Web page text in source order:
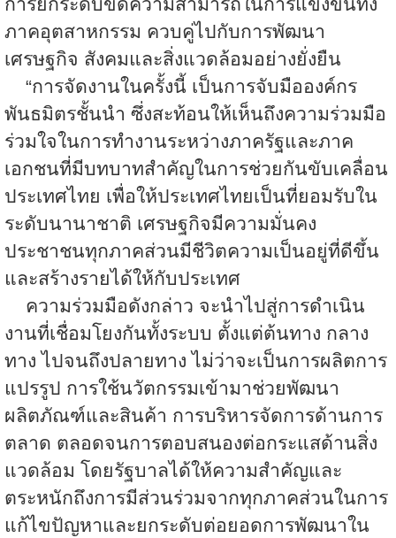
การยกระดับขีดความสามารถในการแข่งขันทั้ง
ภาคอุตสาหกรรม ควบคู่ไปกับการพัฒนา
เศรษฐกิจ สังคมและสิ่งแวดล้อมอย่างยั่งยืน
“การจัดงานในครั้งนี้ เป็นการจับมือองค์กร
พันธมิตรชั้นนำ ซึ่งสะท้อนให้เห็นถึงความร่วมมือ
ร่วมใจในการทำงานระหว่างภาครัฐและภาค
เอกชนที่มีบทบาทสำคัญในการช่วยกันขับเคลื่อน
ประเทศไทย เพื่อให้ประเทศไทยเป็นที่ยอมรับใน
ระดับนานาชาติ เศรษฐกิจมีความมั่นคง
ประชาชนทุกภาคส่วนมีชีวิตความเป็นอยู่ที่ดีขึ้น
และสร้างรายได้ให้กับประเทศ
ความร่วมมือดังกล่าว จะนำไปสู่การดำเนิน
งานที่เชื่อมโยงกันทั้งระบบ ตั้งแต่ต้นทาง กลาง
ทาง ไปจนถึงปลายทาง ไม่ว่าจะเป็นการผลิตการ
แปรรูป การใช้นวัตกรรมเข้ามาช่วยพัฒนา
ผลิตภัณฑ์และสินค้า การบริหารจัดการด้านการ
ตลาด ตลอดจนการตอบสนองต่อกระแสด้านสิ่ง
แวดล้อม โดยรัฐบาลได้ให้ความสำคัญและ
ตระหนักถึงการมีส่วนร่วมจากทุกภาคส่วนในการ
แก้ไขปัญหาและยกระดับต่อยอดการพัฒนาใน